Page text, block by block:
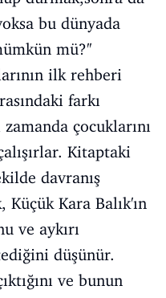
bu dünyada
mü?''
ilk rehberi
farkı
çocuklarını
Kitaptaki
davranış
Küçük Kara Balık'ın
ve aykırı
düşünür.
ve bunun